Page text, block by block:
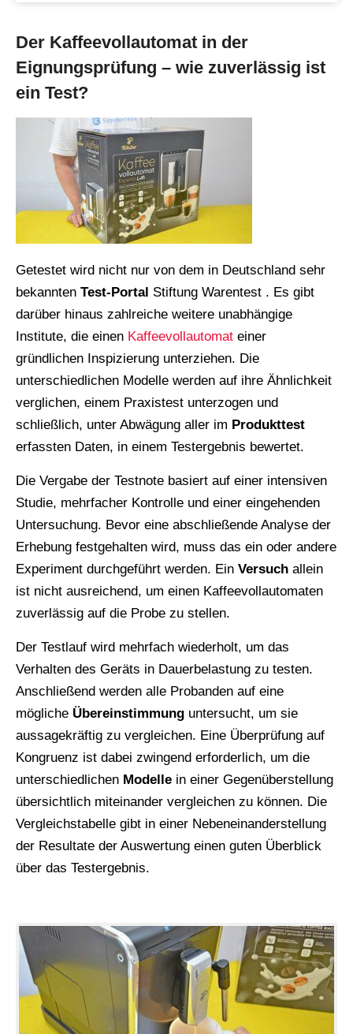
Der Kaffeevollautomat in der
Eignungsprüfung – wie zuverlässig ist
ein Test?
Getestet wird nicht nur von dem in Deutschland sehr
bekannten Test-Portal Stiftung Warentest . Es gibt
darüber hinaus zahlreiche weitere unabhängige
Institute, die einen Kaffeevollautomat einer
gründlichen Inspizierung unterziehen. Die
unterschiedlichen Modelle werden auf ihre Ähnlichkeit
verglichen, einem Praxistest unterzogen und
schließlich, unter Abwägung aller im Produkttest
erfassten Daten, in einem Testergebnis bewertet.
Die Vergabe der Testnote basiert auf einer intensiven
Studie, mehrfacher Kontrolle und einer eingehenden
Untersuchung. Bevor eine abschließende Analyse der
Erhebung festgehalten wird, muss das ein oder andere
Experiment durchgeführt werden. Ein Versuch allein
ist nicht ausreichend, um einen Kaffeevollautomaten
zuverlässig auf die Probe zu stellen.
Der Testlauf wird mehrfach wiederholt, um das
Verhalten des Geräts in Dauerbelastung zu testen.
Anschließend werden alle Probanden auf eine
mögliche Übereinstimmung untersucht, um sie
aussagekräftig zu vergleichen. Eine Überprüfung auf
Kongruenz ist dabei zwingend erforderlich, um die
unterschiedlichen Modelle in einer Gegenüberstellung
übersichtlich miteinander vergleichen zu können. Die
Vergleichstabelle gibt in einer Nebeneinanderstellung
der Resultate der Auswertung einen guten Überblick
über das Testergebnis.